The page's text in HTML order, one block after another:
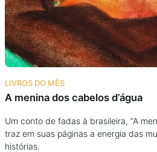
LIVROS DO MÊS
A menina dos cabelos d’água
Um conto de fadas à brasileira, “A
traz em suas páginas a energia das
histórias.